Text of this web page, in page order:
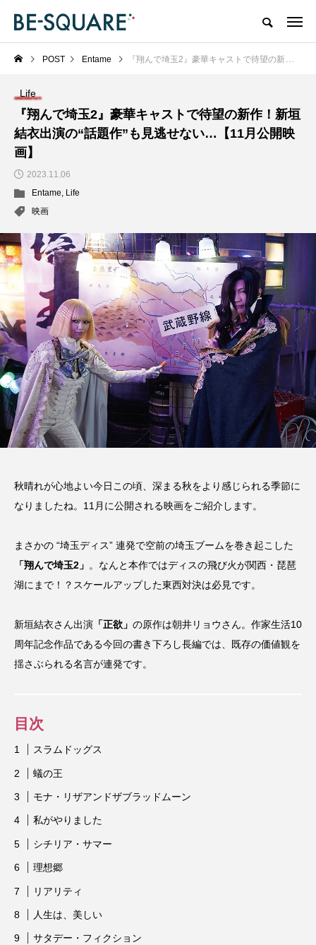
POST Entame 『翔んで埼玉2』豪華キャストで待望の新作！新垣結衣出演の“話題作”も見逃せない…【11月公開映画】
Life
『翔んで埼玉2』豪華キャストで待望の新作！新垣
結衣出演の“話題作”も見逃せない…【11月公開映
画】
2023.11.06
Entame, Life
映画
秋晴れが心地よい今日この頃、深まる秋をより感じられる季節に
なりましたね。11月に公開される映画をご紹介します。
まさかの “埼玉ディス” 連発で空前の埼玉ブームを巻き起こした
「翔んで埼玉2」 。なんと本作ではディスの飛び火が関西・琵琶
湖にまで！？スケールアップした東西対決は必見です。
新垣結衣さん出演 「正欲」 の原作は朝井リョウさん。作家生活10
周年記念作品である今回の書き下ろし長編では、既存の価値観を
揺さぶられる名言が連発です。
目次
スラムドッグス
蟻の王
モナ・リザアンドザブラッドムーン
私がやりました
シチリア・サマー
理想郷
リアリティ
人生は、美しい
サタデー・フィクション